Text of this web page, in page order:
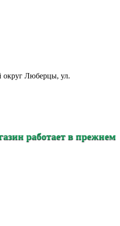
округ Люберцы, ул.
в прежнем режиме,